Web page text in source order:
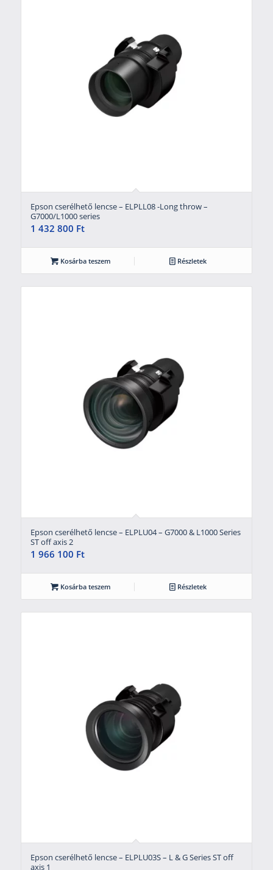
Epson cserélhető lencse – ELPLL08 -Long throw –
G7000/L1000 series
1 432 800 Ft
Kosárba teszem Részletek
Epson cserélhető lencse – ELPLU04 – G7000 & L1000 Series
ST off axis 2
1 966 100 Ft
Kosárba teszem Részletek
Epson cserélhető lencse – ELPLU03S – L & G Series ST off
axis 1